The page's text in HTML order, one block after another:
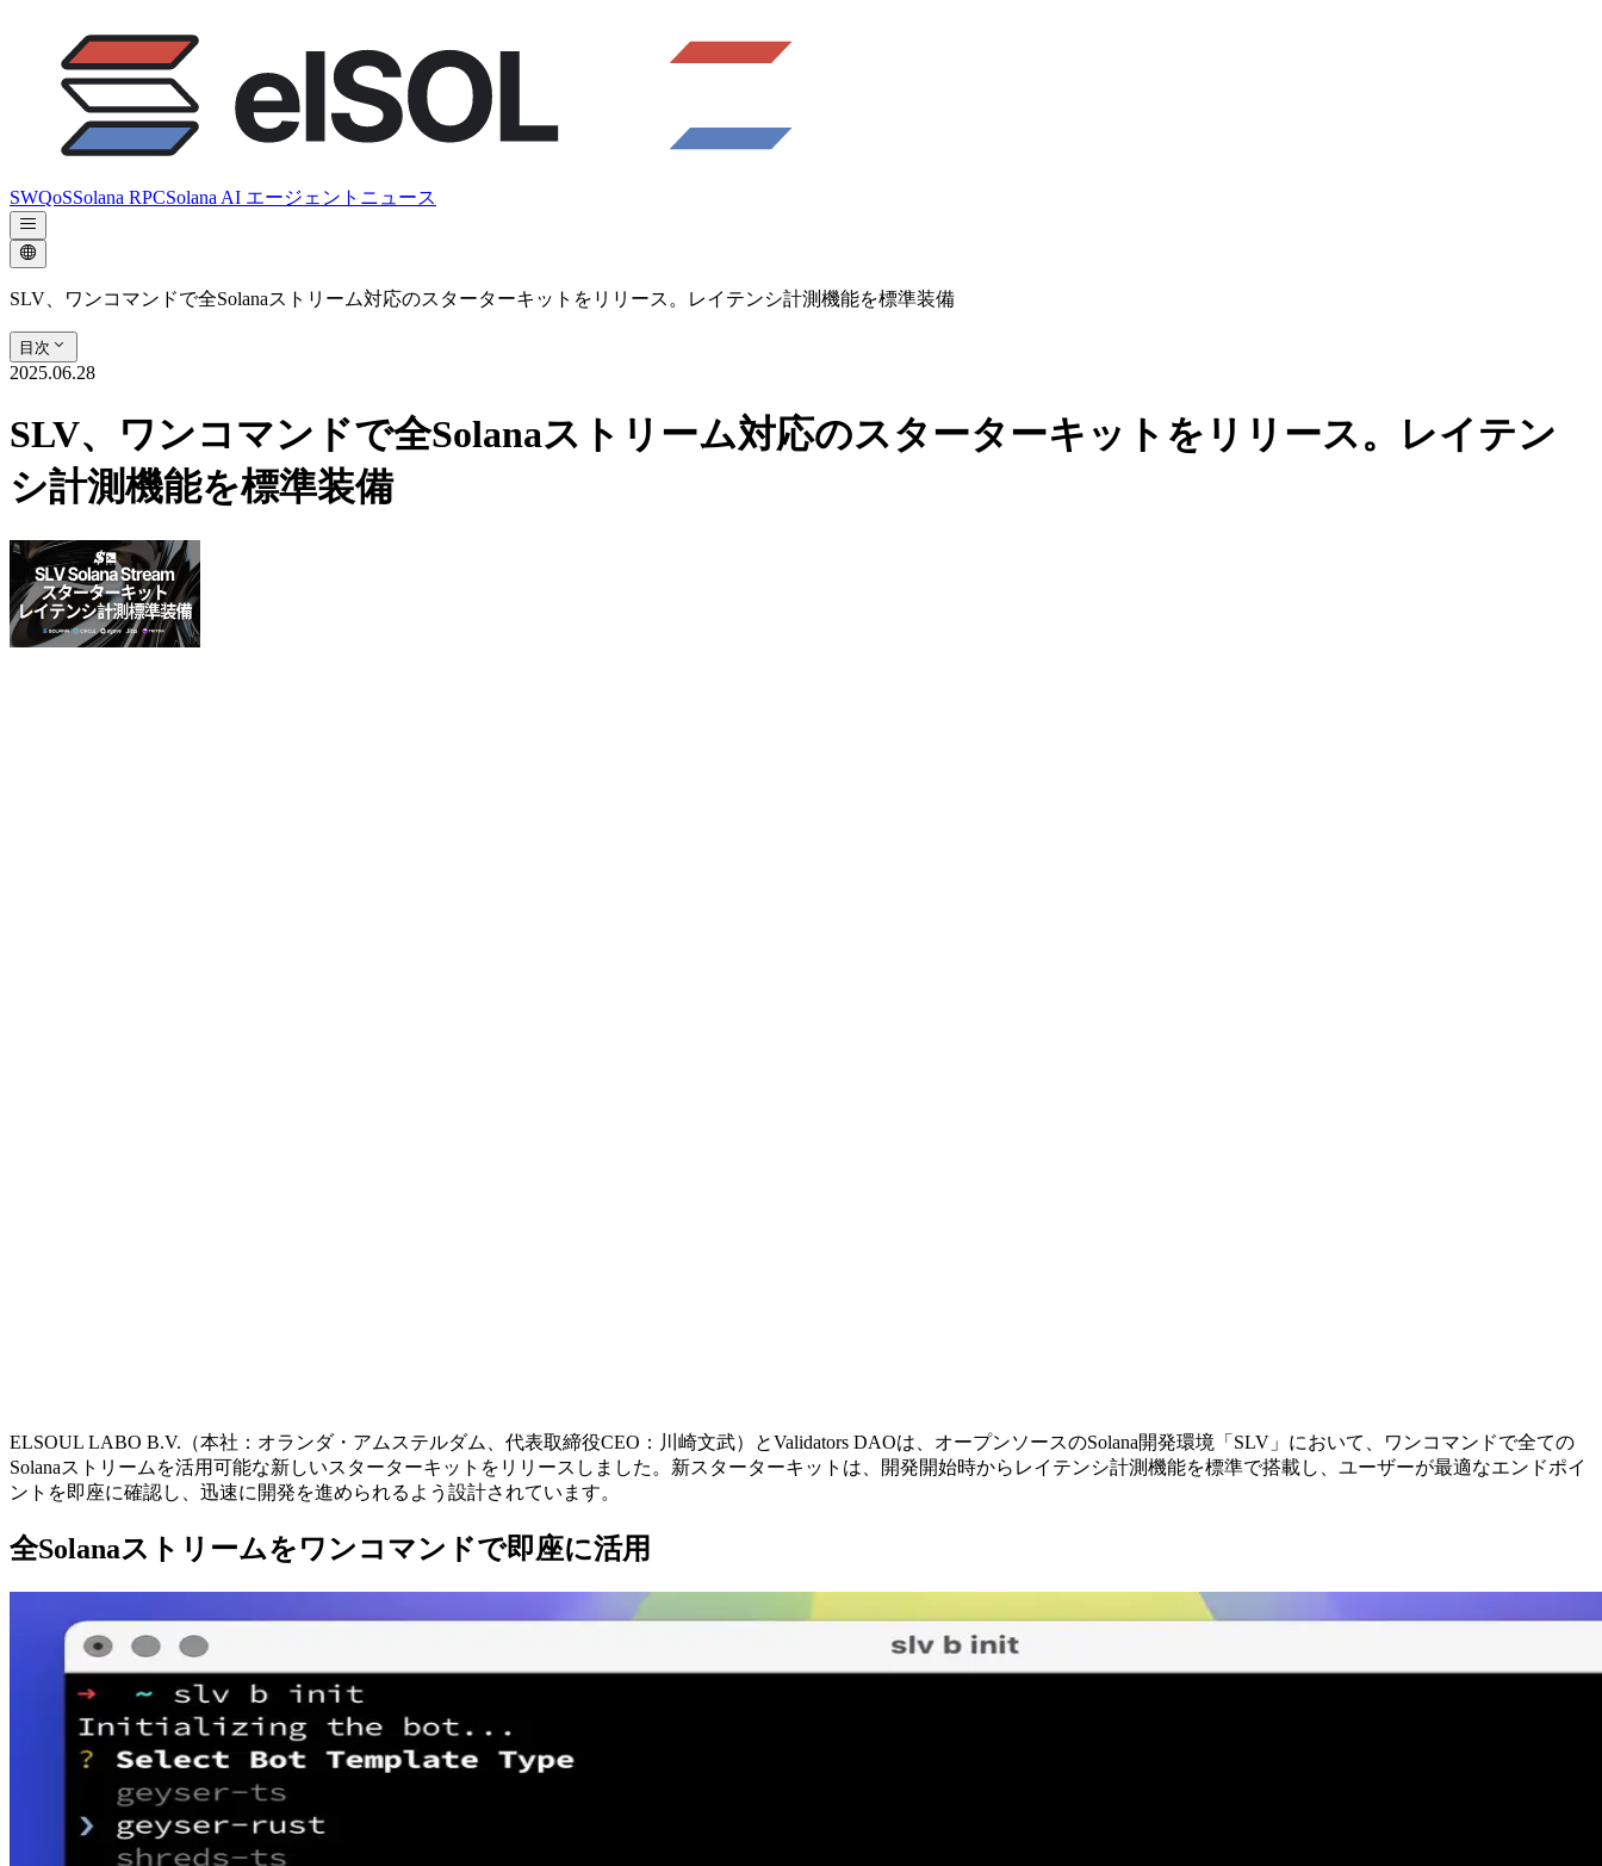
SWQoSSolana RPCSolana AI エージェント ニュース
SLV、ワンコマンドで全Solanaストリーム対応のスターターキットをリリース。レイテンシ計測機能を標準装備
目次
2025.06.28
SLV、ワンコマンドで全Solanaストリーム対応のスターターキットをリリース。レイテン
シ計測機能を標準装備
ELSOUL LABO B.V.（本社：オランダ・アムステルダム、代表取締役CEO：川崎文武）とValidators DAOは、オープンソースのSolana開発環境「SLV」において、ワンコマンドで全ての
Solanaストリームを活用可能な新しいスターターキットをリリースしました。新スターターキットは、開発開始時からレイテンシ計測機能を標準で搭載し、ユーザーが最適なエンドポイ
ントを即座に確認し、迅速に開発を進められるよう設計されています。
全Solanaストリームをワンコマンドで即座に活用